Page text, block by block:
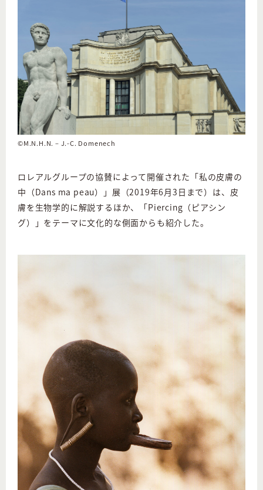
©M.N.H.N. – J.-C. Domenech
ロレアルグループの協賛によって開催された「私の皮膚の
中（Dans ma peau）」展（2019年6月3日まで）は、皮
膚を生物学的に解説するほか、「Piercing（ピアシン
グ）」をテーマに文化的な側面からも紹介した。